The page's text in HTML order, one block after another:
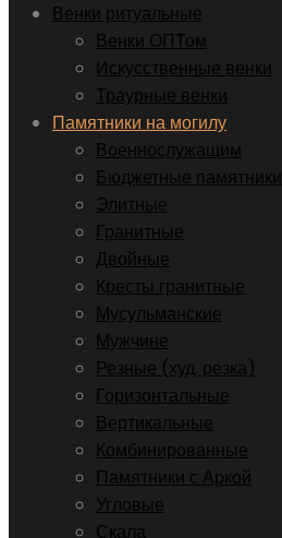
Венки ритуальные
Венки ОПТом
Искусственные венки
Траурные венки
Памятники на могилу
Военнослужащим
Бюджетные памятники
Элитные
Гранитные
Двойные
Кресты гранитные
Мусульманские
Мужчине
Резные (худ. резка)
Горизонтальные
Вертикальные
Комбинированные
Памятники с Аркой
Угловые
Скала